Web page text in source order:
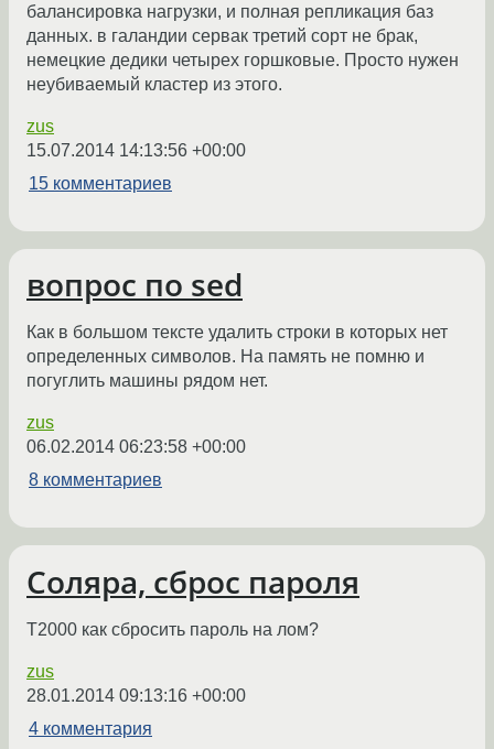
балансировка нагрузки, и полная репликация баз
данных. в галандии сервак третий сорт не брак,
немецкие дедики четырех горшковые. Просто нужен
неубиваемый кластер из этого.
zus
15.07.2014 14:13:56 +00:00
15 комментариев
вопрос по sed
Как в большом тексте удалить строки в которых нет
определенных символов. На память не помню и
погуглить машины рядом нет.
zus
06.02.2014 06:23:58 +00:00
8 комментариев
Соляра, сброс пароля
Т2000 как сбросить пароль на лом?
zus
28.01.2014 09:13:16 +00:00
4 комментария